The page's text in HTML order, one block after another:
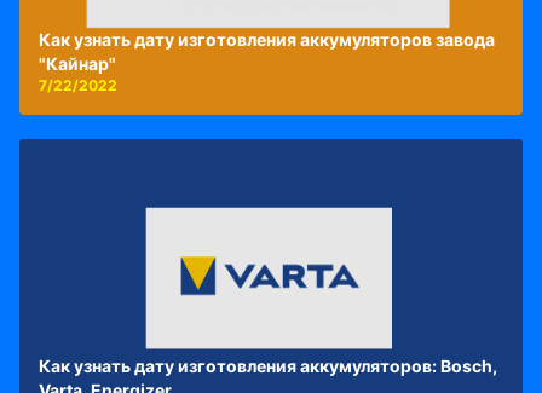
Как узнать дату изготовления аккумуляторов завода
"Кайнар"
7/22/2022
Как узнать дату изготовления аккумуляторов: Bosch,